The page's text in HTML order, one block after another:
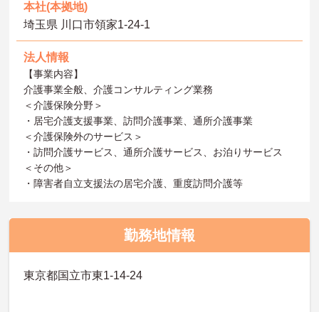
本社(本拠地)
埼玉県 川口市領家1-24-1
法人情報
【事業内容】
介護事業全般、介護コンサルティング業務
＜介護保険分野＞
・居宅介護支援事業、訪問介護事業、通所介護事業
＜介護保険外のサービス＞
・訪問介護サービス、通所介護サービス、お泊りサービス
＜その他＞
・障害者自立支援法の居宅介護、重度訪問介護等
勤務地情報
東京都国立市東1-14-24